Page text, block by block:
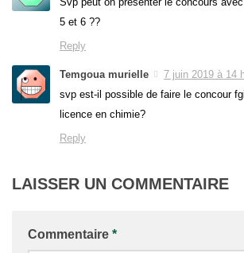
5 et 6 ??
Reply
Temgoua murielle
7 juin 2019 à 14
svp est-il possible de faire le concour
licence en chimie?
Reply
LAISSER UN COMMENTAIRE
Commentaire *